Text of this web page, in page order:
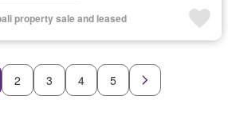
property sale and leased
2 3 4 5